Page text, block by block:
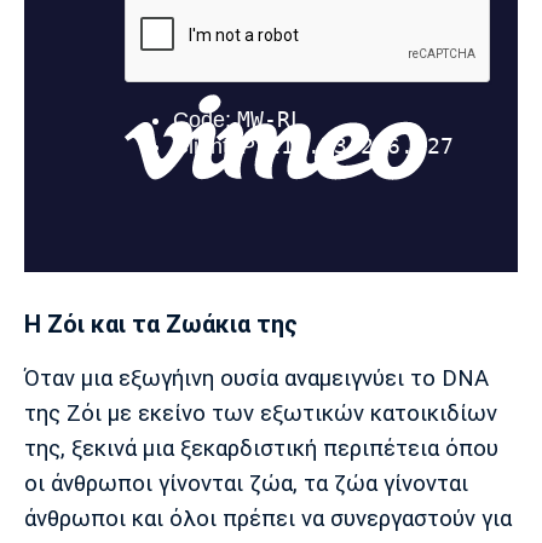
Η Ζόι και τα Ζωάκια της
Όταν μια εξωγήινη ουσία αναμειγνύει το DNA
της Ζόι με εκείνο των εξωτικών κατοικιδίων
της, ξεκινά μια ξεκαρδιστική περιπέτεια όπου
οι άνθρωποι γίνονται ζώα, τα ζώα γίνονται
άνθρωποι και όλοι πρέπει να συνεργαστούν για